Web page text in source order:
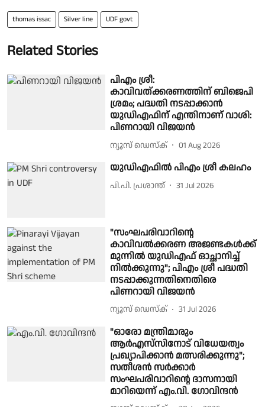
thomas issac Silver line UDF govt
Related Stories
പിഎം ശ്രീ:
കാവിവത്ക്കരണത്തിന് ബിജെപി
ശ്രമം; പദ്ധതി നടപ്പാക്കാൻ
യുഡിഎഫിന് എന്തിനാണ് വാശി:
പിണറായി വിജയന്‍
ന്യൂസ് ഡെസ്ക് 01 Aug 2026
യുഡിഎഫിൽ പിഎം ശ്രീ കലഹം
പി.പി. പ്രശാന്ത് 31 Jul 2026
"സംഘപരിവാറിൻ്റെ
കാവിവൽക്കരണ അജണ്ടകൾക്ക്
മുന്നിൽ യുഡിഎഫ് ഓച്ഛാനിച്ച്
നിൽക്കുന്നു"; പിഎം ശ്രീ പദ്ധതി
നടപ്പാക്കുന്നതിനെതിരെ
പിണറായി വിജയൻ
ന്യൂസ് ഡെസ്ക് 31 Jul 2026
"ഓരോ മന്ത്രിമാരും
ആർഎസ്‌സിനോട് വിധേയത്വം
പ്രഖ്യാപിക്കാൻ മത്സരിക്കുന്നു";
സതീശൻ സർക്കാർ
സംഘപരിവാറിൻ്റെ ദാസനായി
മാറിയെന്ന് എം.വി. ഗോവിന്ദൻ